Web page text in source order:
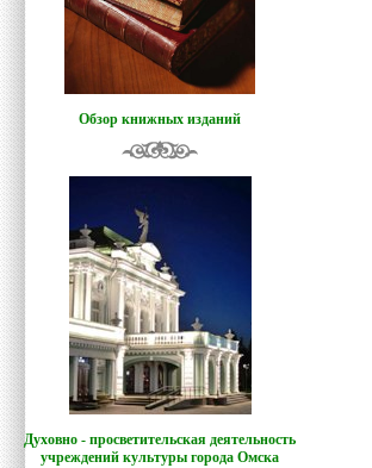
Обзор книжных изданий
Духовно - просветительская деятельность
учреждений культуры города Омска